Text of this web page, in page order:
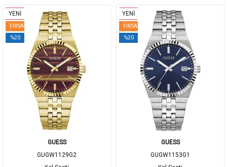
YENİ
FIRSAT
%20
GUESS
GUGW1129G2
YENİ
FIRSAT
%20
GUESS
GUGW1153G1